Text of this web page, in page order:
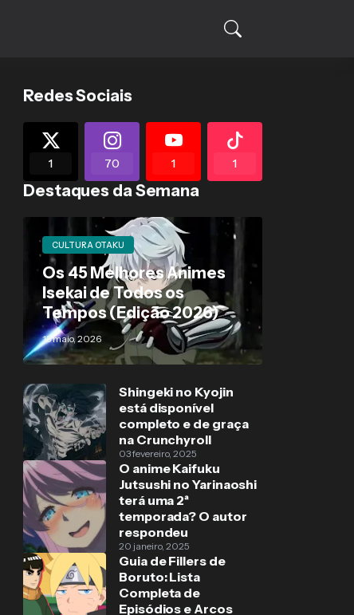
Redes Sociais
1 70 1 1
Destaques da Semana
CULTURA OTAKU
Os 45 Melhores Animes
Isekai de Todos os
Tempos (Edição 2026)
13 maio, 2026
Shingeki no Kyojin
está disponível
completo e de graça
na Crunchyroll
03 fevereiro, 2025
O anime Kaifuku
Jutsushi no Yarinaoshi
terá uma 2ª
temporada? O autor
respondeu
20 janeiro, 2025
Guia de Fillers de
Boruto: Lista
Completa de
Episódios e Arcos